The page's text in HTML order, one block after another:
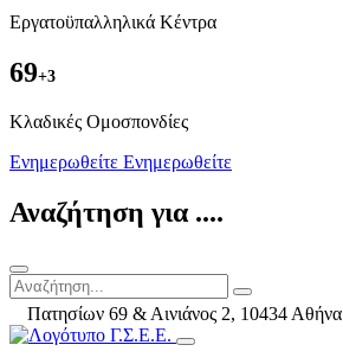
Εργατοϋπαλληλικά Κέντρα
69+3
Kλαδικές Ομοσπονδίες
Ενημερωθείτε Ενημερωθείτε
Αναζήτηση για ....
Πατησίων 69 & Αινιάνος 2, 10434 Αθήνα